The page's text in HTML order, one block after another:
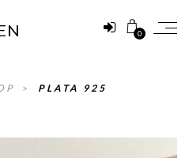
0
> PLATA 925